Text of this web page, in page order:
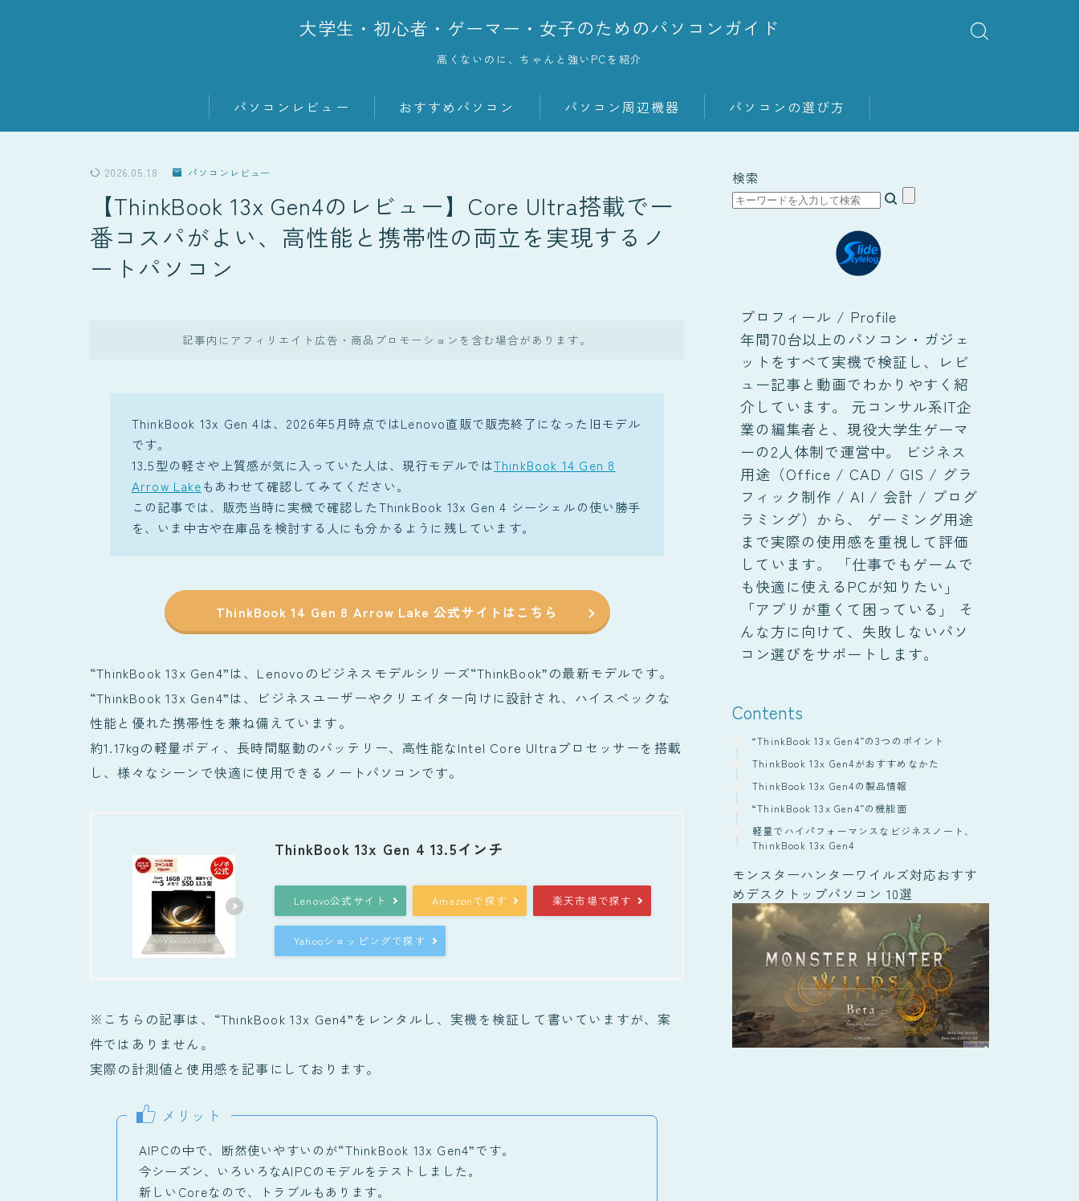
大学生・初心者・ゲーマー・女子のためのパソコンガイド
高くないのに、ちゃんと強いPCを紹介
パソコンレビュー おすすめパソコン パソコン周辺機器 パソコンの選び方
2026.05.18 パソコンレビュー
【ThinkBook 13x Gen4のレビュー】Core Ultra搭載で一
番コスパがよい、高性能と携帯性の両立を実現するノ
ートパソコン
記事内にアフィリエイト広告・商品プロモーションを含む場合があります。
ThinkBook 13x Gen 4は、2026年5月時点ではLenovo直販で販売終了になった旧モデル
です。
13.5型の軽さや上質感が気に入っていた人は、現行モデルではThinkBook 14 Gen 8
Arrow Lakeもあわせて確認してみてください。
この記事では、販売当時に実機で確認したThinkBook 13x Gen 4 シーシェルの使い勝手
を、いま中古や在庫品を検討する人にも分かるように残しています。
ThinkBook 14 Gen 8 Arrow Lake 公式サイトはこちら
“ThinkBook 13x Gen4”は、Lenovoのビジネスモデルシリーズ“ThinkBook”の最新モデルです。
“ThinkBook 13x Gen4”は、ビジネスユーザーやクリエイター向けに設計され、ハイスペックな
性能と優れた携帯性を兼ね備えています。
約1.17kgの軽量ボディ、長時間駆動のバッテリー、高性能なIntel Core Ultraプロセッサーを搭載
し、様々なシーンで快適に使用できるノートパソコンです。
ThinkBook 13x Gen 4 13.5インチ
Lenovo公式サイト Amazonで探す 楽天市場で探す
Yahooショッピングで探す
※こちらの記事は、“ThinkBook 13x Gen4”をレンタルし、実機を検証して書いていますが、案
件ではありません。
実際の計測値と使用感を記事にしております。
メリット
AIPCの中で、断然使いやすいのが“ThinkBook 13x Gen4”です。
今シーズン、いろいろなAIPCのモデルをテストしました。
新しいCoreなので、トラブルもあります。
検索
プロフィール / Profile
年間70台以上のパソコン・ガジェ
ットをすべて実機で検証し、レビ
ュー記事と動画でわかりやすく紹
介しています。 元コンサル系IT企
業の編集者と、現役大学生ゲーマ
ーの2人体制で運営中。 ビジネス
用途（Office / CAD / GIS / グラ
フィック制作 / AI / 会計 / プログ
ラミング）から、 ゲーミング用途
まで実際の使用感を重視して評価
しています。 「仕事でもゲームで
も快適に使えるPCが知りたい」
「アプリが重くて困っている」 そ
んな方に向けて、失敗しないパソ
コン選びをサポートします。
Contents
“ThinkBook 13x Gen4”の3つのポイント
ThinkBook 13x Gen4がおすすめなかた
ThinkBook 13x Gen4の製品情報
“ThinkBook 13x Gen4”の機能面
軽量でハイパフォーマンスなビジネスノート、
ThinkBook 13x Gen4
モンスターハンターワイルズ対応おすす
めデスクトップパソコン 10選